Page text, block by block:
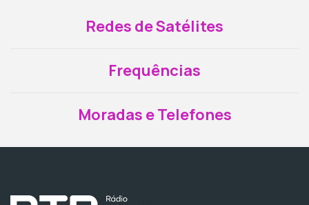
Redes de Satélites
Frequências
Moradas e Telefones